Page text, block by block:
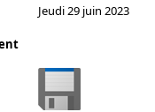
Jeudi 29 juin 2023